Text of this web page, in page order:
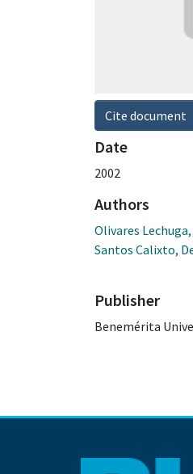
Cite document
Date
2002
Authors
Olivares
Santos Calixto,
Publisher
Benemérita